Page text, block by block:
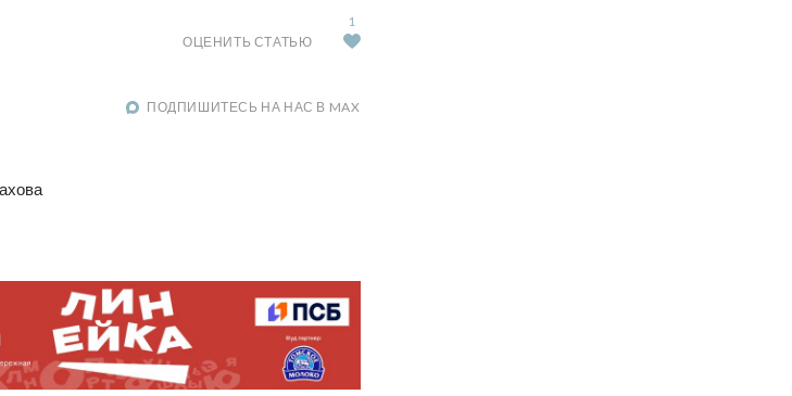
ОЦЕНИТЬ СТАТЬЮ
1
ПОДПИШИТЕСЬ НА НАС В MAX